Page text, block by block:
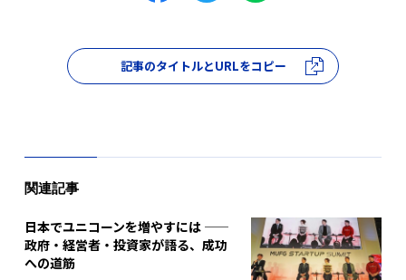
記事のタイトルとURLをコピー
関連記事
日本でユニコーンを増やすには ——
政府・経営者・投資家が語る、成功
への道筋